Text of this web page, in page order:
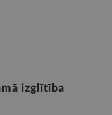
izglītība